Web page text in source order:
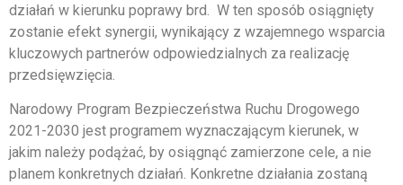
działań w kierunku poprawy brd. W ten sposób osiągnięty
zostanie efekt synergii, wynikający z wzajemnego wsparcia
kluczowych partnerów odpowiedzialnych za realizację
przedsięwzięcia.
Narodowy Program Bezpieczeństwa Ruchu Drogowego
2021-2030 jest programem wyznaczającym kierunek, w
jakim należy podążać, by osiągnąć zamierzone cele, a nie
planem konkretnych działań. Konkretne działania zostaną